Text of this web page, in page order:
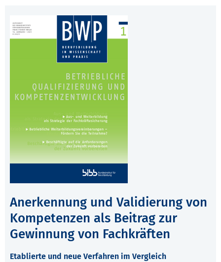
Anerkennung und Validierung von
Kompetenzen als Beitrag zur
Gewinnung von Fachkräften
Etablierte und neue Verfahren im Vergleich